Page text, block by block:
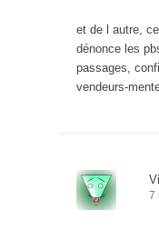
et de l autre,
dénonce les
passages,
vendeurs-
7